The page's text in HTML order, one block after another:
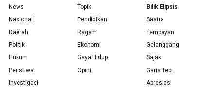
News
Nasional
Daerah
Politik
Hukum
Peristiwa
Investigasi
Topik
Pendidikan
Ragam
Ekonomi
Gaya Hidup
Opini
Bilik Elipsis
Sastra
Tempayan
Gelanggang
Sajak
Garis Tepi
Apresiasi